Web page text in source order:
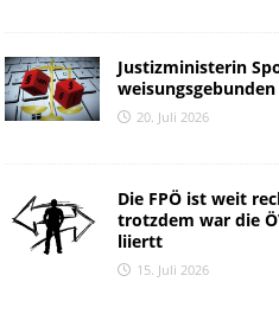
Justizministerin
20. Juli 2026
Die FPÖ ist weit
trotzdem war die
liiertt
15. Juli 2026